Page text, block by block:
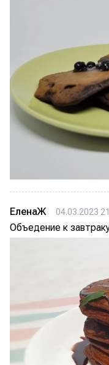
ЕленаЖ 04.03.2023
Объедение к